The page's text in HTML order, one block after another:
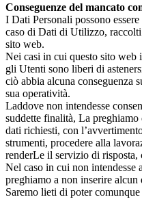
Conseguenze del mancato
I Dati Personali possono
caso di Dati di Utilizzo, raccolti
sito web.
Nei casi in cui questo sito
gli Utenti sono liberi di
ciò abbia alcuna conseguenza
sua operatività.
Laddove non intendesse
suddette finalità, La
dati richiesti, con
strumenti, procedere alla
renderLe il servizio di risposta,
Nel caso in cui non intendesse
preghiamo a non inserire alcun
Saremo lieti di poter